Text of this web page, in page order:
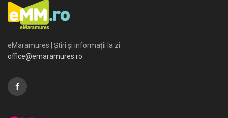
eMaramures | Știri și informații la zi
office@emaramures.ro